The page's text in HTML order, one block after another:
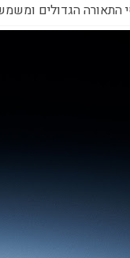
הגדולים ומשמש